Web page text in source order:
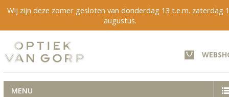
Wij zijn deze zomer gesloten van donderdag 13 t.e.m. zaterdag
augustus.
MENU